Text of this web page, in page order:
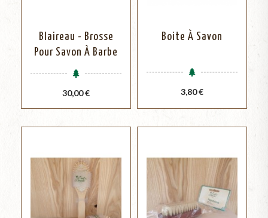
Blaireau - Brosse
Pour Savon À Barbe
Prix
30,00 €
Boite À Savon
Prix
3,80 €